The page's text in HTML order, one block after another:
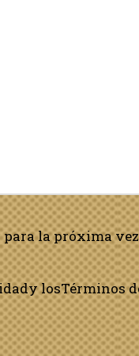
para la próxima
y losTérminos